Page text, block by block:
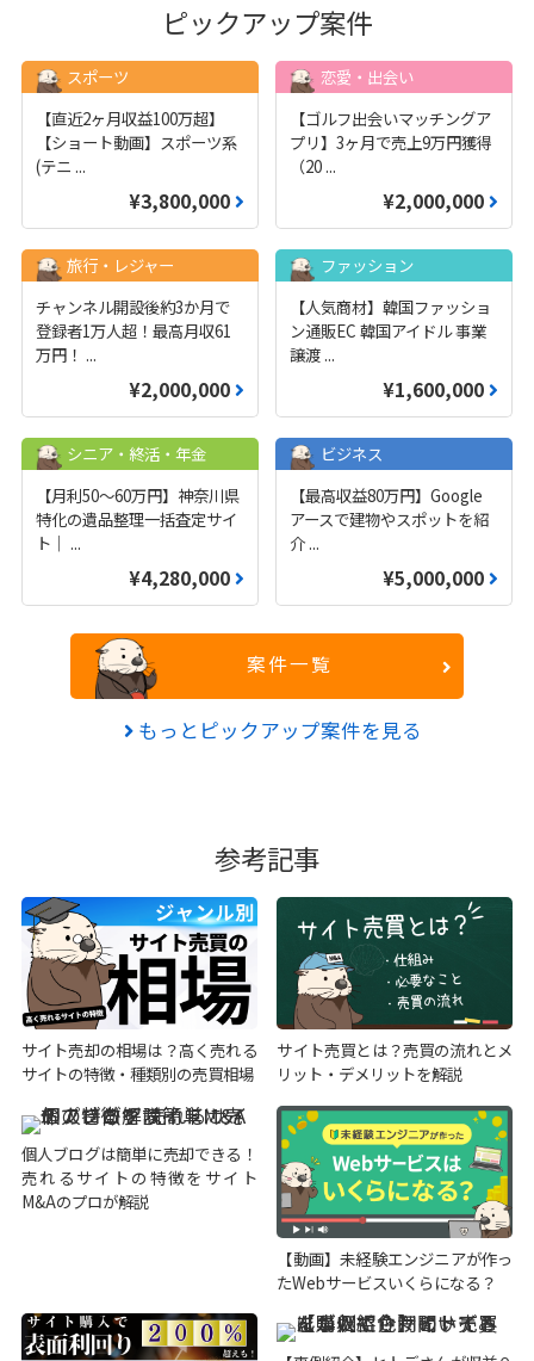
ピックアップ案件
スポーツ
【直近2ヶ月収益100万超】
【ショート動画】スポーツ系
(テニ ...
¥3,800,000
恋愛・出会い
【ゴルフ出会いマッチングア
プリ】3ヶ月で売上9万円獲得
（20 ...
¥2,000,000
旅行・レジャー
チャンネル開設後約3か月で
登録者1万人超！最高月収61
万円！ ...
¥2,000,000
ファッション
【人気商材】韓国ファッショ
ン通販EC 韓国アイドル 事業
譲渡 ...
¥1,600,000
シニア・終活・年金
【月利50〜60万円】神奈川県
特化の遺品整理一括査定サイ
ト｜ ...
¥4,280,000
ビジネス
【最高収益80万円】Google
アースで建物やスポットを紹
介 ...
¥5,000,000
案件一覧
もっとピックアップ案件を見る
参考記事
サイト売却の相場は？高く売れる
サイトの特徴・種類別の売買相場
サイト売買とは？売買の流れとメ
リット・デメリットを解説
個人ブログは簡単に売却できる！
売れるサイトの特徴をサイト
M&Aのプロが解説
【動画】未経験エンジニアが作っ
たWebサービスいくらになる？